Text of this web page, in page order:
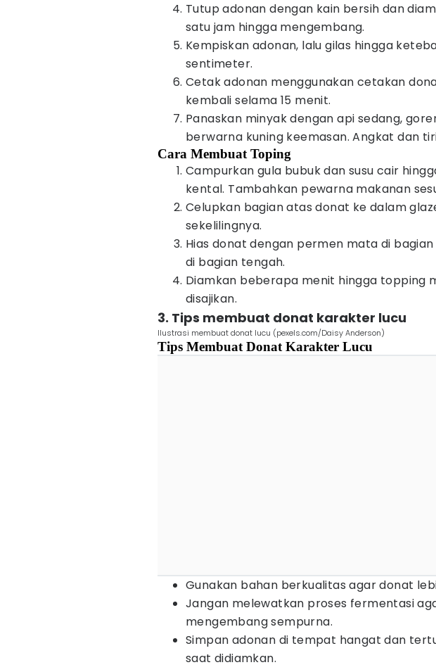
Tutup adonan dengan kain bersih dan
satu jam hingga mengembang.
Kempiskan adonan, lalu gilas hingga
sentimeter.
Cetak adonan menggunakan cetakan
kembali selama 15 menit.
Panaskan minyak dengan api sedang,
berwarna kuning keemasan. Angkat dan
Cara Membuat Toping
Campurkan gula bubuk dan susu cair
kental. Tambahkan pewarna makanan
Celupkan bagian atas donat ke dalam
sekelilingnya.
Hias donat dengan permen mata di
di bagian tengah.
Diamkan beberapa menit hingga topping
disajikan.
3. Tips membuat donat karakter lucu
Ilustrasi membuat donat lucu (pexels.com/Daisy Anderson)
Tips Membuat Donat Karakter Lucu
Gunakan bahan berkualitas agar donat
Jangan melewatkan proses fermentasi
mengembang sempurna.
Simpan adonan di tempat hangat dan
saat didiamkan.